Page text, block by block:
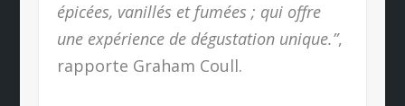
épicées, vanillés et fumées ; qui offre
une expérience de dégustation unique.”,
rapporte Graham Coull.